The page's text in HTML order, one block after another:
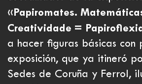
« Papiromates.
Creatividade =
a hacer figuras básicas con
exposición, que ya itineró
Sedes de Coruña y Ferrol,